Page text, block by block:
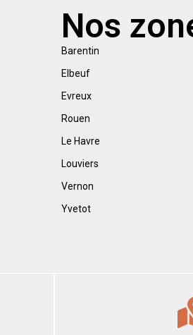
Nos
Barentin
Elbeuf
Evreux
Rouen
Le Havre
Louviers
Vernon
Yvetot